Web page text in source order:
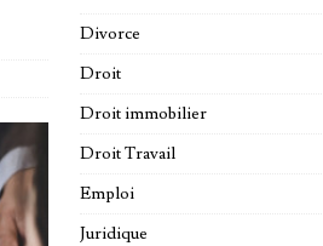
Divorce
Droit
Droit immobilier
Droit Travail
Emploi
Juridique